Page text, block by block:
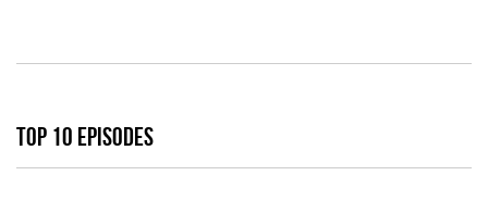
TOP 10 EPISODES